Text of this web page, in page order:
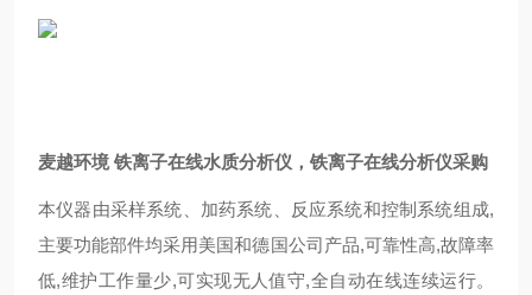
麦越环境 铁离子在线水质分析仪，铁离子在线分析仪采购
本仪器由采样系统、加药系统、反应系统和控制系统组成,
主要功能部件均采用美国和德国公司产品,可靠性高,故障率
低,维护工作量少,可实现无人值守,全自动在线连续运行。